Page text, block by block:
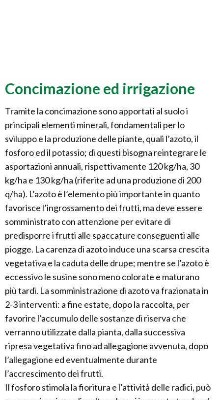
Concimazione ed irrigazione
Tramite la concimazione sono apportati al suolo i
principali elementi minerali, fondamentali per lo
sviluppo e la produzione delle piante, quali l’azoto, il
fosforo ed il potassio; di questi bisogna reintegrare le
asportazioni annuali, rispettivamente 120 kg/ha, 30
kg/ha e 130 kg/ha (riferite ad una produzione di 200
q/ha). L’azoto è l’elemento più importante in quanto
favorisce l’ingrossamento dei frutti, ma deve essere
somministrato con attenzione per evitare di
predisporre i frutti alle spaccature conseguenti alle
piogge. La carenza di azoto induce una scarsa crescita
vegetativa e la caduta delle drupe; mentre se l’azoto è
eccessivo le susine sono meno colorate e maturano
più tardi. La somministrazione di azoto va frazionata in
2-3 interventi: a fine estate, dopo la raccolta, per
favorire l’accumulo delle sostanze di riserva che
verranno utilizzate dalla pianta, dalla successiva
ripresa vegetativa fino ad allegagione avvenuta, dopo
l’allegagione ed eventualmente durante
l’accrescimento dei frutti.
Il fosforo stimola la fioritura e l’attività delle radici, può